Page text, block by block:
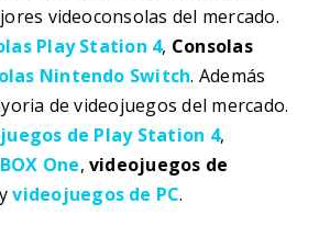
videoconsolas del mercado.
Play Station 4, Consolas
Nintendo Switch. Además
de videojuegos del mercado.
de Play Station 4,
One,videojuegos de
yvideojuegos de PC.